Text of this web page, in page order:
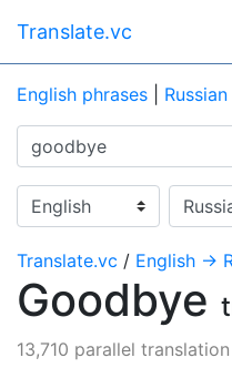
Translate.vc
English phrases
Translate.vc / English →
Goodbye
13,710 parallel translation